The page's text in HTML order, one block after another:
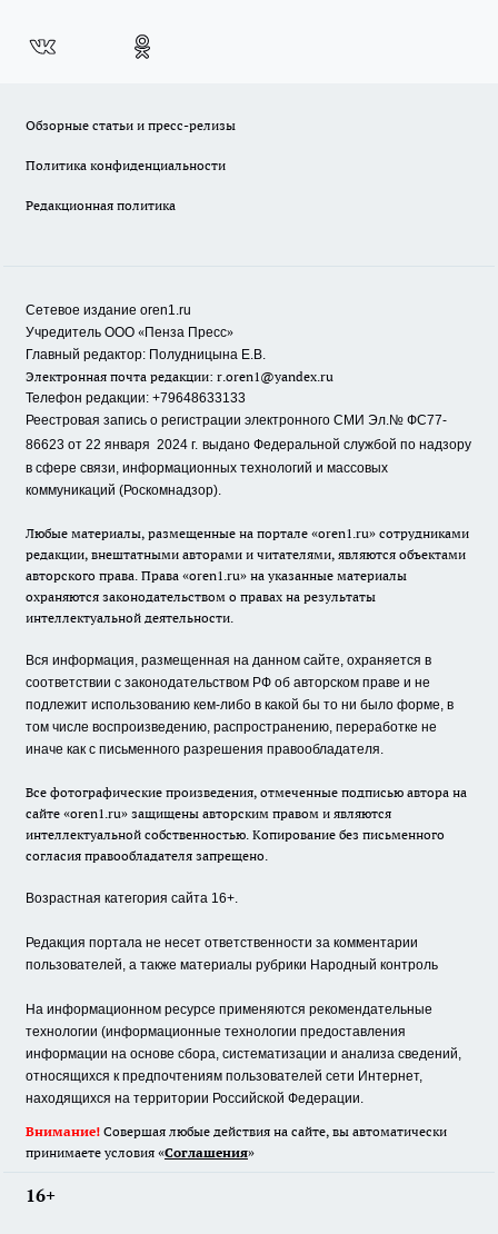
Обзорные статьи и пресс-релизы
Политика конфиденциальности
Редакционная политика
Сетевое издание oren1.ru
Учредитель ООО «Пенза Пресс»
Главный редактор: Полудницына Е.В.
Электронная почта редакции: r.oren1@yandex.ru
Телефон редакции: +79648633133
Реестровая запись о регистрации электронного СМИ Эл.№ ФС77-
86623 от 22 января 2024 г. выдано Федеральной службой по надзору
в сфере связи, информационных технологий и массовых
коммуникаций (Роскомнадзор).
Любые материалы, размещенные на портале «oren1.ru» сотрудниками
редакции, внештатными авторами и читателями, являются объектами
авторского права. Права «oren1.ru» на указанные материалы
охраняются законодательством о правах на результаты
интеллектуальной деятельности.
Вся информация, размещенная на данном сайте, охраняется в
соответствии с законодательством РФ об авторском праве и не
подлежит использованию кем-либо в какой бы то ни было форме, в
том числе воспроизведению, распространению, переработке не
иначе как с письменного разрешения правообладателя.
Все фотографические произведения, отмеченные подписью автора на
сайте «oren1.ru» защищены авторским правом и являются
интеллектуальной собственностью. Копирование без письменного
согласия правообладателя запрещено.
Возрастная категория сайта 16+.
Редакция портала не несет ответственности за комментарии
пользователей, а также материалы рубрики Народный контроль
На информационном ресурсе применяются рекомендательные
технологии (информационные технологии предоставления
информации на основе сбора, систематизации и анализа сведений,
относящихся к предпочтениям пользователей сети Интернет,
находящихся на территории Российской Федерации.
Внимание! Совершая любые действия на сайте, вы автоматически
принимаете условия «Cоглашения»
16+